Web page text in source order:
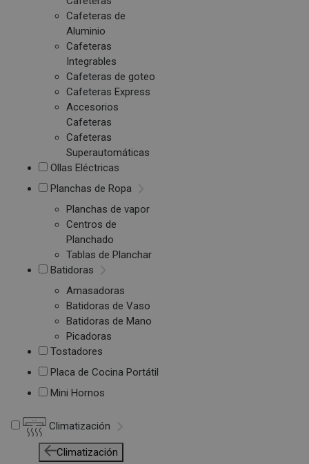
Cafeteras de
Aluminio
Cafeteras
Integrables
Cafeteras de goteo
Cafeteras Express
Accesorios
Cafeteras
Cafeteras
Superautomáticas
Ollas Eléctricas
Planchas de Ropa
Planchas de vapor
Centros de
Planchado
Tablas de Planchar
Batidoras
Amasadoras
Batidoras de Vaso
Batidoras de Mano
Picadoras
Tostadores
Placa de Cocina Portátil
Mini Hornos
Climatización
Climatización